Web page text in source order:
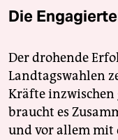
Die
Der drohende
Landtagswahlen
Kräfte inzwischen
braucht es
und vor allem mit